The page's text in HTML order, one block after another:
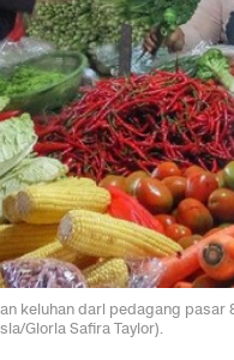
keluhan dari pedagang pasar
Gloria Safira Taylor).